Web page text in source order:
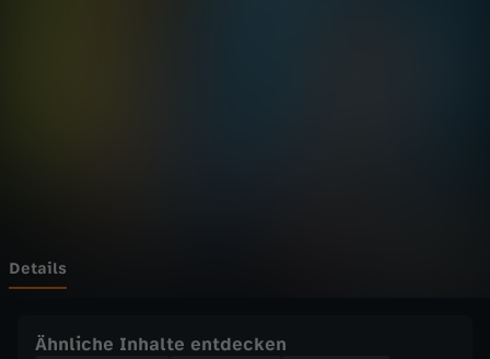
U
Details
Ähnliche Inhalte entdecken